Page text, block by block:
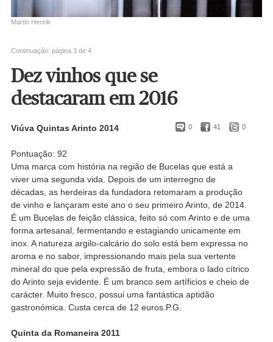
Martin Henrik
Continuação: página 3 de 4
Dez vinhos que se
destacaram em 2016
0 41 0
Viúva Quintas Arinto 2014
Pontuação: 92
Uma marca com história na região de Bucelas que está a
viver uma segunda vida. Depois de um interregno de
décadas, as herdeiras da fundadora retomaram a produção
de vinho e lançaram este ano o seu primeiro Arinto, de 2014.
É um Bucelas de feição clássica, feito só com Arinto e de uma
forma artesanal, fermentando e estagiando unicamente em
inox. A natureza argilo-calcário do solo está bem expressa no
aroma e no sabor, impressionando mais pela sua vertente
mineral do que pela expressão de fruta, embora o lado cítrico
do Arinto seja evidente. É um branco sem artíficios e cheio de
carácter. Muito fresco, possui uma fantástica aptidão
gastronómica. Custa cerca de 12 euros.P.G.
Quinta da Romaneira 2011